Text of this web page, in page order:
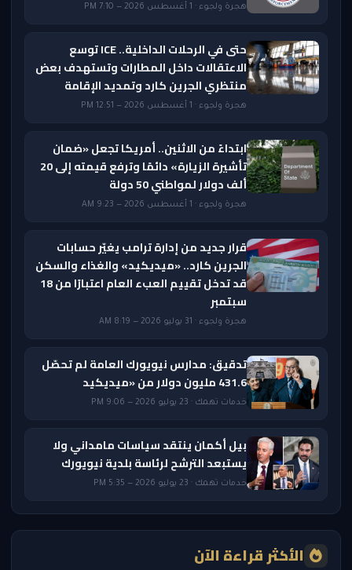
هجرة ولجوء · 1 أغسطس 2026 — 7:10 PM
حتى في الرحلات الداخلية.. ICE توسع
الاعتقالات داخل المطارات وتستهدف بعض
منتظري الجرين كارد وتمديد الإقامة
هجرة ولجوء · 1 أغسطس 2026 — 12:51 PM
ابتداءً من الاثنين.. أمريكا تجعل «ضمان
تأشيرة الزيارة» دائمًا وترفع قيمته إلى 20
ألف دولار لمواطني 50 دولة
هجرة ولجوء · 1 أغسطس 2026 — 9:23 AM
قرار جديد من إدارة ترامب يغيّر حسابات
الجرين كارد.. «ميديكيد» والغذاء والسكن
قد تدخل تقييم العبء العام اعتبارًا من 18
سبتمبر
هجرة ولجوء · 31 يوليو 2026 — 8:19 AM
تدقيق: مدارس نيويورك العامة لم تحصّل
431.6 مليون دولار من «ميديكيد
خدمات تهمك · 23 يوليو 2026 — 9:06 PM
بيل أكمان ينتقد سياسات مامداني ولا
يستبعد الترشح لرئاسة بلدية نيويورك
خدمات تهمك · 23 يوليو 2026 — 5:35 PM
الأكثر قراءة الآن